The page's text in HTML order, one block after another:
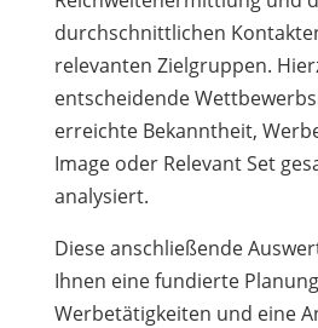
durchschnittlichen
relevanten Zielgruppen.
entscheidende
erreichte Bekanntheit,
Image oder Relevant Set
analysiert.
Diese anschließende
Ihnen eine fundierte
Werbetätigkeiten und eine